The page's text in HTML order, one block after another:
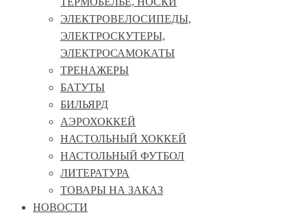
ЭЛЕКТРОВЕЛОСИПЕДЫ,
ЭЛЕКТРОСКУТЕРЫ,
ЭЛЕКТРОСАМОКАТЫ
ТРЕНАЖЕРЫ
БАТУТЫ
БИЛЬЯРД
АЭРОХОККЕЙ
НАСТОЛЬНЫЙ ХОККЕЙ
НАСТОЛЬНЫЙ ФУТБОЛ
ЛИТЕРАТУРА
ТОВАРЫ НА ЗАКАЗ
НОВОСТИ